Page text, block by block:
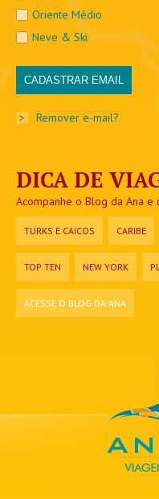
Oriente Médio
Neve & Ski
> Remover e-mail?
DICA DE
Acompanhe o Blog da Ana
TURKS E CAICOS CARIBE
TOP TEN NEW YORK
ACESSE O BLOG DA ANA